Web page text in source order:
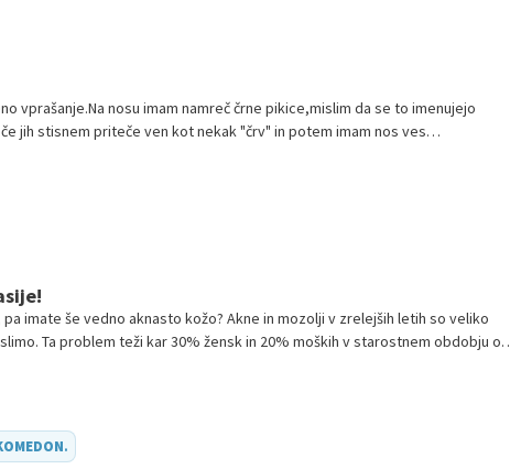
vprašanje.Na nosu imam namreč črne pikice,mislim da se to imenujejo
jih stisnem priteče ven kot nekak "črv" in potem imam nos ves
imate še vedno aknasto kožo? Akne in mozolji v zrelejših letih so veliko
Ta problem teži kar 30% žensk in 20% moških v starostnem obdobju od
.